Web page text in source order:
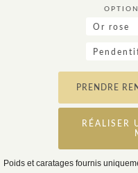
PRENDRE
RÉALISER
Poids et caratages fournis